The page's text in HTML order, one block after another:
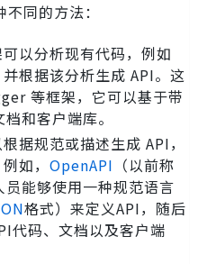
同的方法：
以分析现有代码，例如
根据该分析生成 API。这
等框架，它可以基于带
和客户端库。
据规范或描述生成 API，
如， OpenAPI （以前称
能够使用一种规范语言
格式）来定义API，随后
代码、文档以及客户端